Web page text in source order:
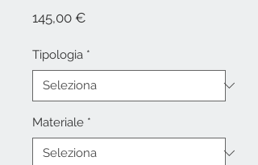
145,00 €
Tipologia *
Materiale *